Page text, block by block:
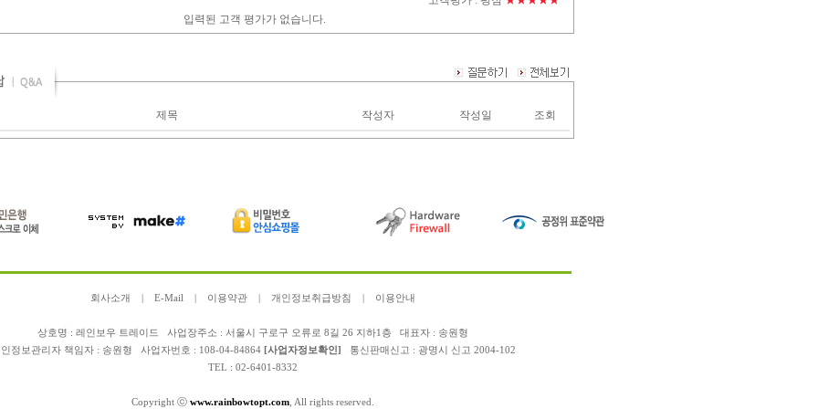
입력된 고객 평가가 없습니다.
제목 작성자 작성일 조회
회사소개 E-Mail 이용약관 개인정보취급방침 이용안내
상호명 : 레인보우 트레이드 사업장주소 : 서울시 구로구 오류로 8길 26 지하1층 대표자 : 송원형
정보관리자 책임자 : 송원형 사업자번호 : 108-04-84864 [사업자정보확인]
통신판매신고 : 광명시 신고 2004-102
TEL : 02-6401-8332
Copyright ⓒ www.rainbowtopt.com , All rights reserved.